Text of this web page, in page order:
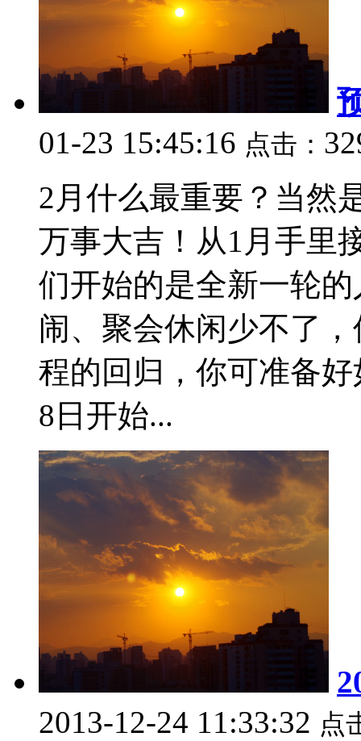
01-23 15:45:16 点击：
2月什么最重要？当然
万事大吉！从1月手里
们开始的是全新一轮
闹、聚会休闲少不了
程的回归，你可准备
8日开始...
2013-12-24 11:33:32 点